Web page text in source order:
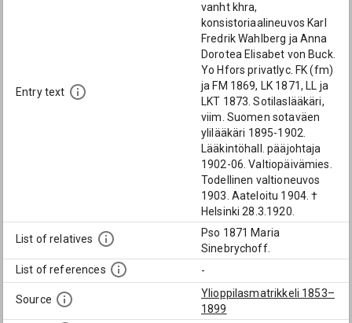
Entry text
vanht khra,
konsistoriaalineuvos Karl
Fredrik Wahlberg ja Anna
Dorotea Elisabet von Buck.
Yo Hfors privatlyc. FK (fm)
ja FM 1869, LK 1871, LL ja
LKT 1873. Sotilaslääkäri,
viim. Suomen sotaväen
ylilääkäri 1895-1902.
Lääkintöhall. pääjohtaja
1902-06. Valtiopäivämies.
Todellinen valtioneuvos
1903. Aateloitu 1904. †
Helsinki 28.3.1920.
List of relatives
Pso 1871 Maria
Sinebrychoff.
List of references
-
Source
Ylioppilasmatrikkeli 1853–
1899